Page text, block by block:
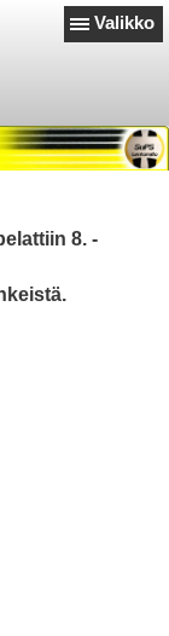
Valikko
8. -